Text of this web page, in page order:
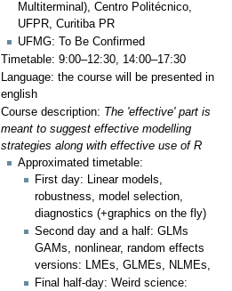
Multiterminal), Centro Politécnico,
UFPR, Curitiba PR
UFMG: To Be Confirmed
Timetable: 9:00–12:30, 14:00–17:30
Language: the course will be presented in
english
Course description: The 'effective' part is
meant to suggest effective modelling
strategies along with effective use of R
Approximated timetable:
First day: Linear models,
robustness, model selection,
diagnostics (+graphics on the fly)
Second day and a half: GLMs
GAMs, nonlinear, random effects
versions: LMEs, GLMEs, NLMEs,
Final half-day: Weird science: